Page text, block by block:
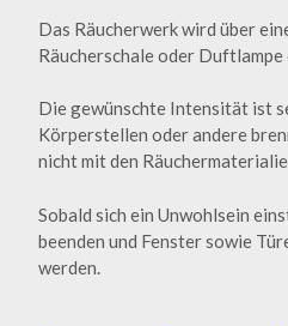
Das Räucherwerk wird über
Räucherschale oder
Die gewünschte Intensität ist
Körperstellen oder andere
nicht mit den
Sobald sich ein Unwohlsein
beenden und Fenster sowie
werden.